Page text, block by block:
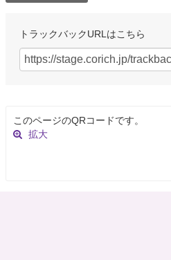
トラックバックURLはこちら
このページのQRコードです。
拡大